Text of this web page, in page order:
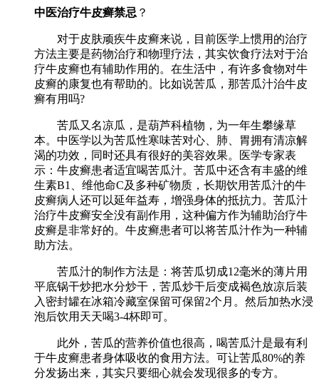
中医治疗牛皮癣禁忌 ？
对于皮肤顽疾牛皮癣来说，目前医学上惯用的治疗
方法主要是药物治疗和物理疗法，其实饮食疗法对于治
疗牛皮癣也有辅助作用的。在生活中，有许多食物对牛
皮癣的康复也有帮助的。比如说苦瓜，那苦瓜汁治牛皮
癣有用吗?
苦瓜又名凉瓜，是葫芦科植物，为一年生攀缘草
本。中医学以为苦瓜性寒味苦对心、肺、胃拥有清凉解
渴的功效，同时还具有很好的美容效果。医学专家表
示：牛皮癣患者适宜喝苦瓜汁。苦瓜中还含有丰盛的维
生素B1、维他命C及多种矿物质，长期饮用苦瓜汁的牛
皮癣病人还可以延年益寿，增强身体的抵抗力。苦瓜汁
治疗牛皮癣安全没有副作用，这种偏方作为辅助治疗牛
皮癣是非常好的。牛皮癣患者可以将苦瓜汁作为一种辅
助方法。
苦瓜汁的制作方法是：将苦瓜切成12毫米的薄片用
平底锅干炒把水分炒干，苦瓜炒干后变成褐色放凉后装
入密封罐在冰箱冷藏室保留可保留2个月。然后加热水浸
泡后饮用天天喝3-4杯即可。
此外，苦瓜的营养价值也很高，喝苦瓜汁是最有利
于牛皮癣患者身体吸收的食用方法。可让苦瓜80%的养
分发扬出来，其实只要细心就会发现很多的专方。